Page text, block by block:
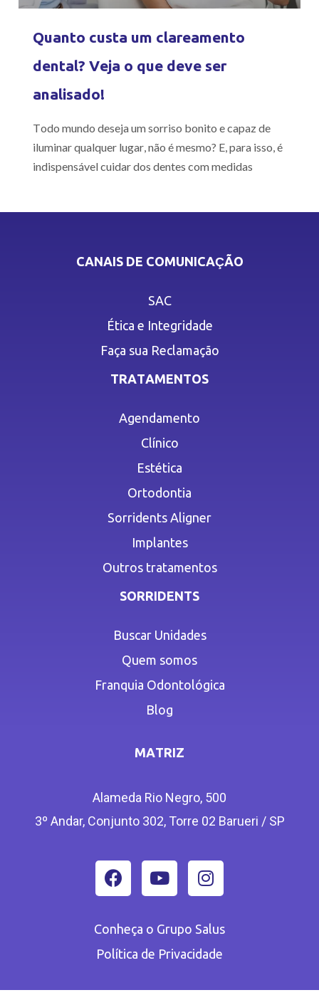
Quanto custa um clareamento
dental? Veja o que deve ser
analisado!
Todo mundo deseja um sorriso bonito e capaz de
iluminar qualquer lugar, não é mesmo? E, para isso, é
indispensável cuidar dos dentes com medidas
CANAIS DE COMUNICAÇÃO
SAC
Ética e Integridade
Faça sua Reclamação
TRATAMENTOS
Agendamento
Clínico
Estética
Ortodontia
Sorridents Aligner
Implantes
Outros tratamentos
SORRIDENTS
Buscar Unidades
Quem somos
Franquia Odontológica
Blog
MATRIZ
Alameda Rio Negro, 500
3º Andar, Conjunto 302, Torre 02 Barueri / SP
Conheça o Grupo Salus
Política de Privacidade